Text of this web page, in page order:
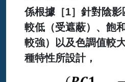
係根據［1］針對陰
較低（受遮蔽）、飽
較強）以及色調值較
種特性所設計，